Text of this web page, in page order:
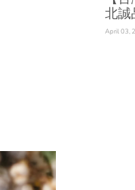
北誠
April 03,